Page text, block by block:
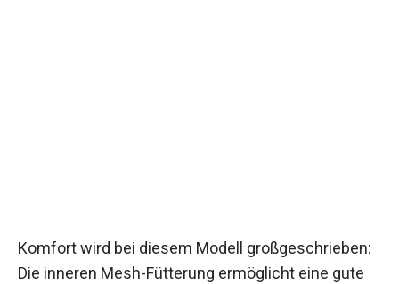
Komfort wird bei diesem Modell großgeschrieben:
Die inneren Mesh-Fütterung ermöglicht eine gute